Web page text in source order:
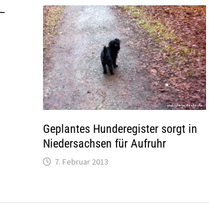
Geplantes Hunderegister sorgt in
Niedersachsen für Aufruhr
7. Februar 2013